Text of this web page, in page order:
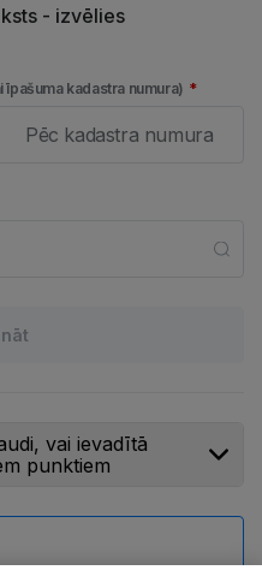
- izvēlies
kadastra numura)
Pēc kadastra numura
vai ievadītā
punktiem